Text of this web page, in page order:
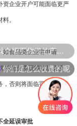
资企业开户可能面临更严
。
如食品类企业需申请
类企业需获得建筑资质
，否则将面临罚款甚至吊
全延误审批
你们是怎么收费的呢